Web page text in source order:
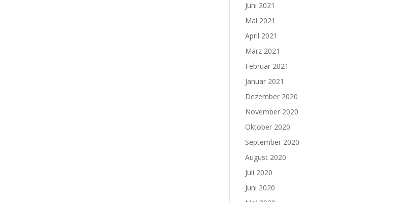
Juni 2021
Mai 2021
April 2021
März 2021
Februar 2021
Januar 2021
Dezember 2020
November 2020
Oktober 2020
September 2020
August 2020
Juli 2020
Juni 2020